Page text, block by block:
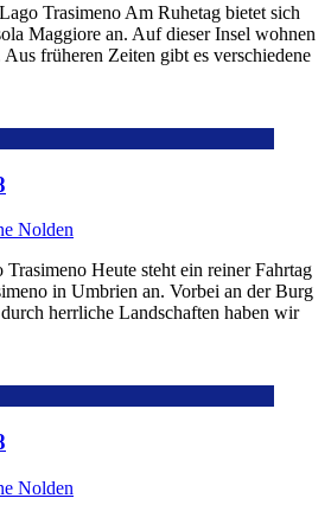
Trasimeno Am Ruhetag bietet sich
Maggiore an. Auf dieser Insel wohnen
früheren Zeiten gibt es verschiedene
Nolden
Heute steht ein reiner Fahrtag
in Umbrien an. Vorbei an der Burg
herrliche Landschaften haben wir
Nolden